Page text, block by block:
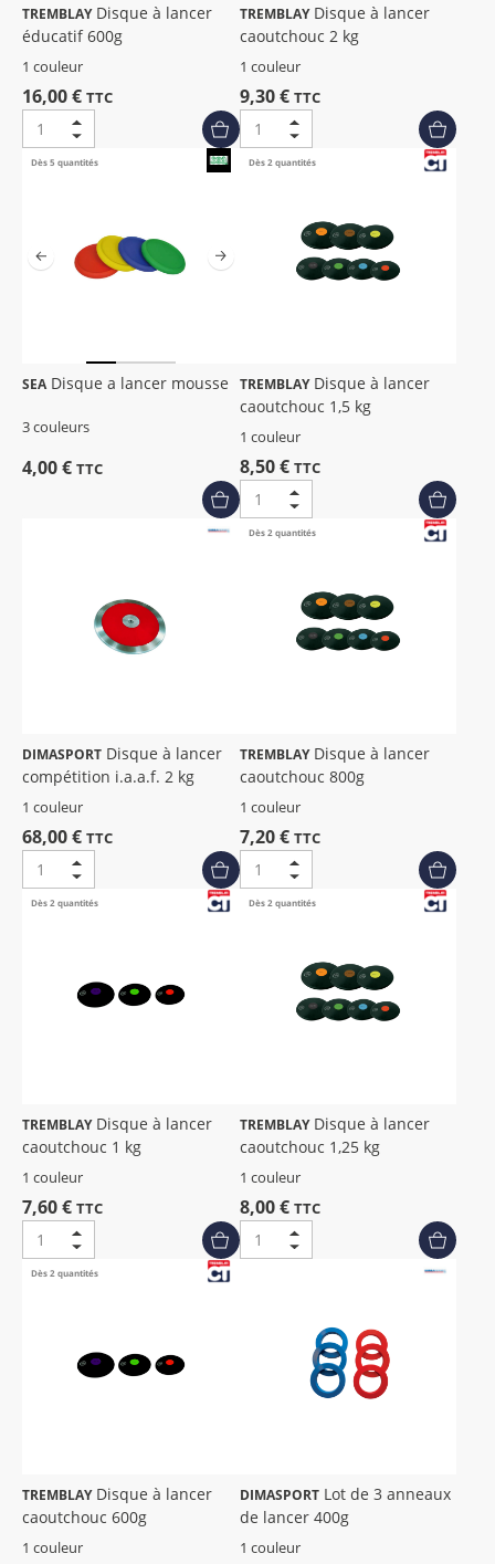
TREMBLAYDisque à lancer
éducatif 600g
1 couleur
16,00 € TTC
TREMBLAYDisque à lancer
caoutchouc 2 kg
1 couleur
9,30 € TTC
Dès 5 quantités
SEA Disque a lancer mousse
3 couleurs
4,00 € TTC
Dès 2 quantités
TREMBLAYDisque à lancer
caoutchouc 1,5 kg
1 couleur
8,50 € TTC
DIMASPORT
compétition i.a.a.f. 2 kg
1 couleur
68,00 € TTC
Dès 2 quantités
TREMBLAYDisque à lancer
caoutchouc 800g
1 couleur
7,20 € TTC
Dès 2 quantités
TREMBLAYDisque à lancer
caoutchouc 1 kg
1 couleur
7,60 € TTC
Dès 2 quantités
TREMBLAYDisque à lancer
caoutchouc 1,25 kg
1 couleur
8,00 € TTC
Dès 2 quantités
TREMBLAYDisque à lancer
caoutchouc 600g
1 couleur
DIMASPORTLot de 3 anneaux
de lancer 400g
1 couleur